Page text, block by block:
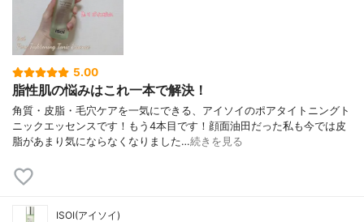
5.00
脂性肌の悩みはこれ一本で解決！
角質・皮脂・毛穴ケアを一気にできる、アイソイのポアタイトニングト
ニックエッセンスです！もう4本目です！顔面油田だった私も今では皮
脂があまり気にならなくなりました…続きを見る
ISOI(アイソイ)